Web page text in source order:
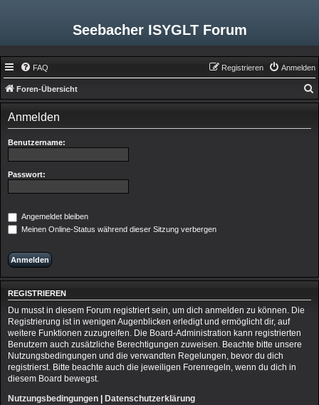
Seebacher ISYGLT Forum
FAQ Anmelden
Registrieren
Foren-Übersicht
u
Anmelden
Benutzername:
Passwort:
Angemeldet bleiben
Meinen Online-Status während dieser Sitzung verbergen
REGISTRIEREN
Du musst in diesem Forum registriert sein, um dich anmelden zu können. Die
Registrierung ist in wenigen Augenblicken erledigt und ermöglicht dir, auf
weitere Funktionen zuzugreifen. Die Board-Administration kann registrierten
Benutzern auch zusätzliche Berechtigungen zuweisen. Beachte bitte unsere
Nutzungsbedingungen und die verwandten Regelungen, bevor du dich
registrierst. Bitte beachte auch die jeweiligen Forenregeln, wenn du dich in
diesem Board bewegst.
Nutzungsbedingungen | Datenschutzerklärung